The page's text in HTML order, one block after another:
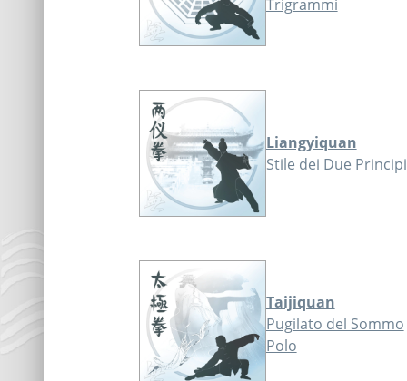
Trigrammi
Liangyiquan
Stile dei Due Principi
Taijiquan
Pugilato del Sommo
Polo